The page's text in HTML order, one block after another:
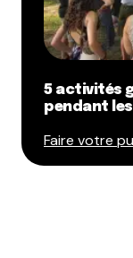
5 activités
pendant
Faire votre